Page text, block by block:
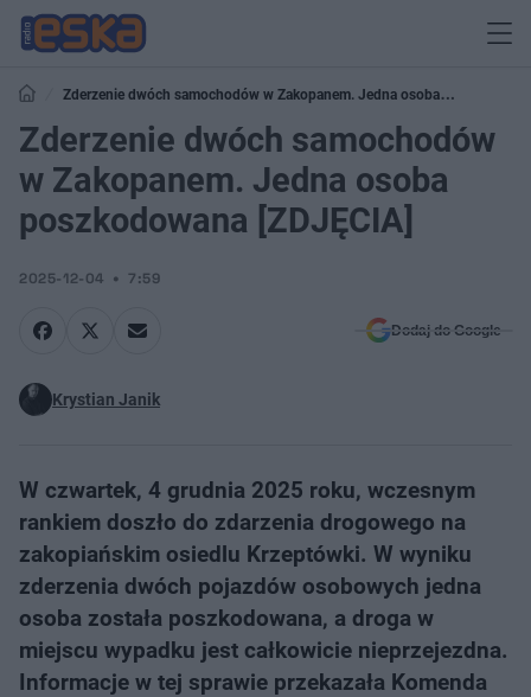
Zderzenie dwóch samochodów w Zakopanem. Jedna osoba
poszkodowana [ZDJĘCIA]
Zderzenie dwóch samochodów
w Zakopanem. Jedna osoba
poszkodowana [ZDJĘCIA]
2025-12-04 7:59
Dodaj do Google
Krystian Janik
W czwartek, 4 grudnia 2025 roku, wczesnym
rankiem doszło do zdarzenia drogowego na
zakopiańskim osiedlu Krzeptówki. W wyniku
zderzenia dwóch pojazdów osobowych jedna
osoba została poszkodowana, a droga w
miejscu wypadku jest całkowicie nieprzejezdna.
Informacje w tej sprawie przekazała Komenda